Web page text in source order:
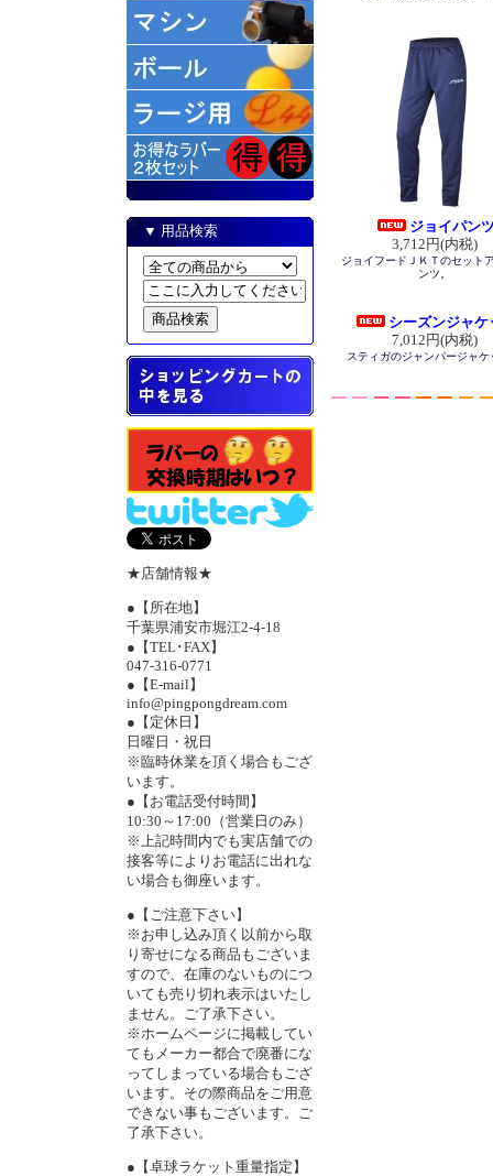
▼ 用品検索
★店舗情報★
●【所在地】
千葉県浦安市堀江2-4-18
●【TEL･FAX】
047-316-0771
●【E-mail】
info@pingpongdream.com
●【定休日】
日曜日・祝日
※臨時休業を頂く場合もござ
います。
●【お電話受付時間】
10:30～17:00（営業日のみ）
※上記時間内でも実店舗での
接客等によりお電話に出れな
い場合も御座います。
●【ご注意下さい】
※お申し込み頂く以前から取
り寄せになる商品もございま
すので、在庫のないものにつ
いても売り切れ表示はいたし
ません。ご了承下さい。
※ホームページに掲載してい
てもメーカー都合で廃番にな
ってしまっている場合もござ
います。その際商品をご用意
できない事もございます。ご
了承下さい。
●【卓球ラケット重量指定】
ジョイパン
3,712円(内税)
ジョイフードＪＫＴのセット
ンツ。
シーズンジャケ
7,012円(内税)
スティガのジャンパージャケ